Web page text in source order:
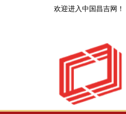
欢迎进入中国昌吉网！